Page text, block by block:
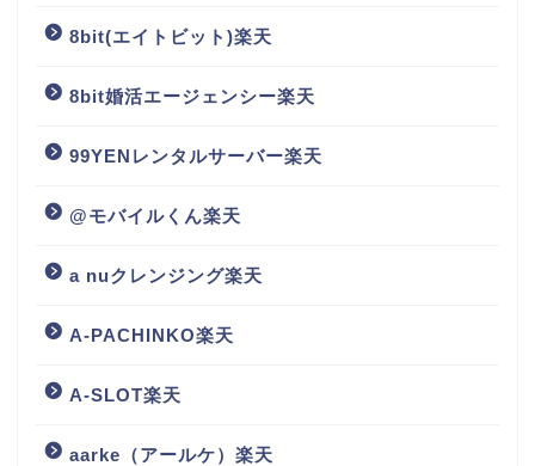
8bit(エイトビット)楽天
8bit婚活エージェンシー楽天
99YENレンタルサーバー楽天
@モバイルくん楽天
a nuクレンジング楽天
A-PACHINKO楽天
A-SLOT楽天
aarke（アールケ）楽天